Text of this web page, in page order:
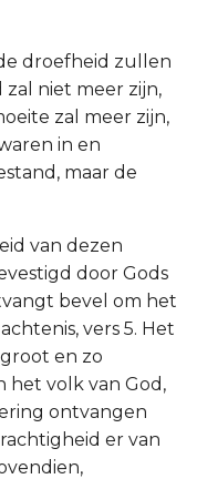
droefheid zullen
niet meer zijn,
zal meer zijn,
in en
maar de
van dezen
door Gods
bevel om het
vers 5. Het
en zo
het volk van God,
ontvangen
er van